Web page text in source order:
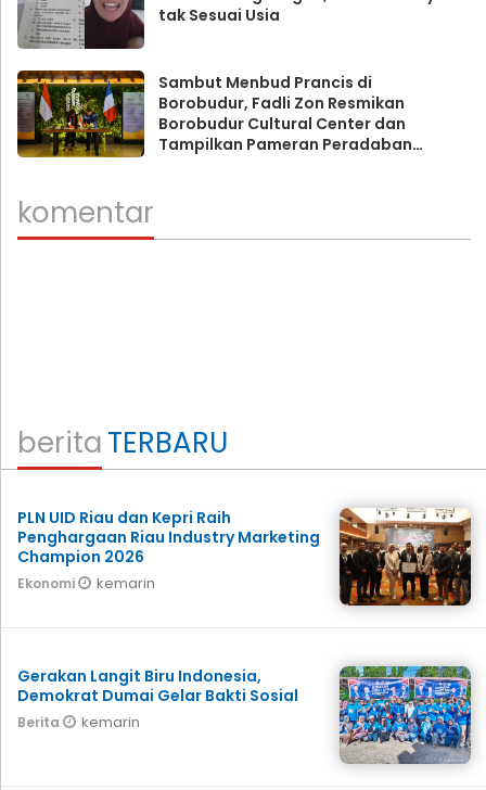
tak Sesuai Usia
Sambut Menbud Prancis di
Borobudur, Fadli Zon Resmikan
Borobudur Cultural Center dan
Tampilkan Pameran Peradaban
komentar
beritaTERBARU
PLN UID Riau dan Kepri Raih
Penghargaan Riau Industry Marketing
Champion 2026
Ekonomi kemarin
Gerakan Langit Biru Indonesia,
Demokrat Dumai Gelar Bakti Sosial
Berita kemarin